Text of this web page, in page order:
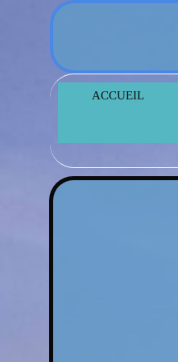
ACCUEIL
ACCUEIL